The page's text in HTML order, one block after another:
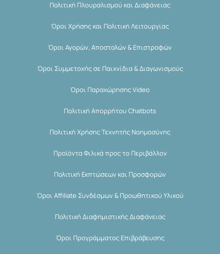
Πολιτική Πλουραλισμού και Διαφάνειας
Όροι Χρήσης και Πολιτική Λειτουργίας
Όροι Αγορών, Αποστολών & Επιστροφών
Όροι Συμμετοχής σε Παιχνίδια & Διαγωνισμούς
Όροι Παραχώρησης Video
Πολιτική Απορρήτου Chatbots
Πολιτική Χρήσης Τεχνητής Νοημοσύνης
Προϊόντα Φιλικά προς το Περιβάλλον
Πολιτική Εκπτώσεων και Προσφορών
Όροι Affiliate Συνδέσμων & Προωθητικού Υλικού
Πολιτική Διαφημιστικής Διαφάνειας
Όροι Προγράμματος Επιβράβευσης